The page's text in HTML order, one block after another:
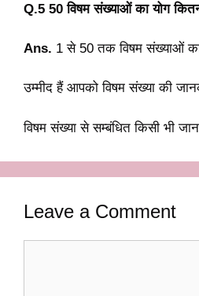
Q.5 50 विषम संख्याओं का योग
Ans. 1 से 50 तक विषम संख्याओं
उम्मीद हैं आपको विषम संख्या की
विषम संख्या से सम्बंधित किसी भी
Leave a Comment